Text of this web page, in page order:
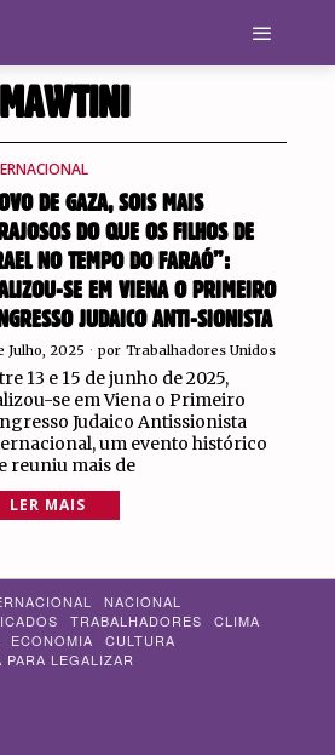
MAWTINI
DE GAZA, SOIS MAIS
DO QUE OS FILHOS DE
NO TEMPO DO FARAÓ”:
SE EM VIENA O PRIMEIRO
JUDAICO ANTI-SIONISTA
Julho, 2025 por Trabalhadores Unidos
13 e 15 de junho de 2025,
se em Viena o Primeiro
Judaico Antissionista
um evento histórico
reuniu mais de
LER MAIS
NACIONAL
TRABALHADORES
CLIMA
ECONOMIA
CULTURA
PARA LEGALIZAR